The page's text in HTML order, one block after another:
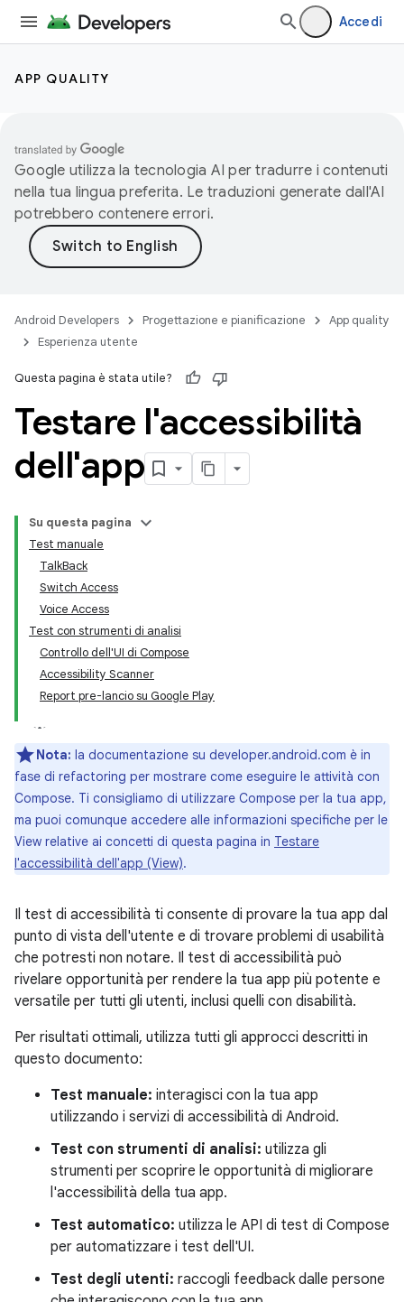
Accedi
APP QUALITY
Google utilizza la tecnologia AI per tradurre i contenuti
nella tua lingua preferita. Le traduzioni generate dall'AI
potrebbero contenere errori.
Android Developers Progettazione e pianificazione
App quality
Esperienza utente
Questa pagina è stata utile?
Testare l'accessibilità
dell'app
Su questa pagina
Test manuale
TalkBack
Switch Access
Voice Access
Test con strumenti di analisi
Controllo dell'UI di Compose
Accessibility Scanner
Report pre-lancio su Google Play
Nota: la documentazione su developer.android.com è in
fase di refactoring per mostrare come eseguire le attività con
Compose. Ti consigliamo di utilizzare Compose per la tua app,
ma puoi comunque accedere alle informazioni specifiche per le
View relative ai concetti di questa pagina in Testare
l'accessibilità dell'app (View).
Il test di accessibilità ti consente di provare la tua app dal
punto di vista dell'utente e di trovare problemi di usabilità
che potresti non notare. Il test di accessibilità può
rivelare opportunità per rendere la tua app più potente e
versatile per tutti gli utenti, inclusi quelli con disabilità.
Per risultati ottimali, utilizza tutti gli approcci descritti in
questo documento:
Test manuale: interagisci con la tua app
utilizzando i servizi di accessibilità di Android.
Test con strumenti di analisi: utilizza gli
strumenti per scoprire le opportunità di migliorare
l'accessibilità della tua app.
Test automatico: utilizza le API di test di Compose
per automatizzare i test dell'UI.
Test degli utenti: raccogli feedback dalle persone